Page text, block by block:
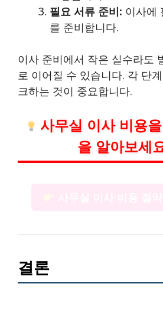
필요 서류 준비: 이사에
를 준비합니다.
이사 준비에서 작은 실수라도
로 이어질 수 있습니다. 각 단
크하는 것이 중요합니다.
사무실 이사 비용
을 알아보세
결론